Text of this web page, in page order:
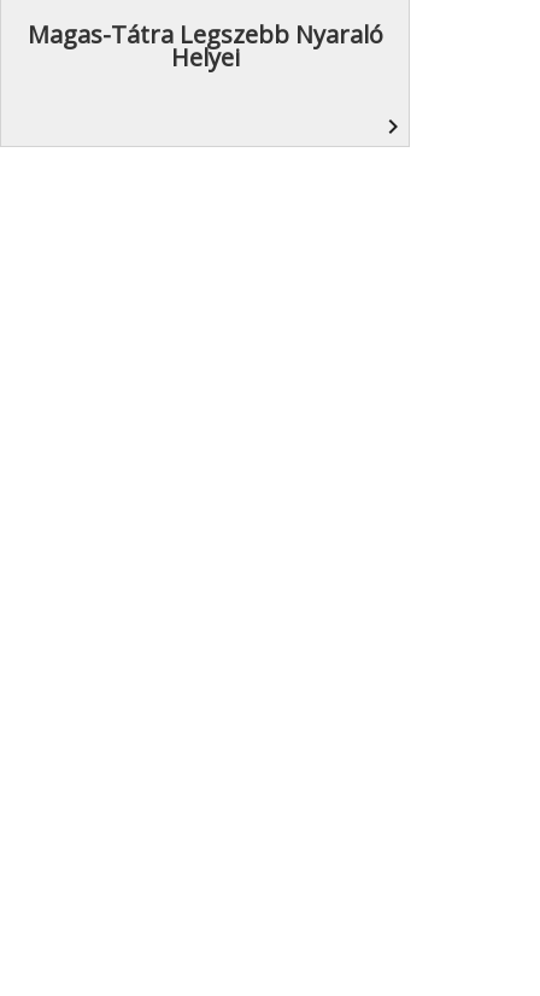
Magas-Tátra Legszebb Nyaraló
Helyei
navigate_next